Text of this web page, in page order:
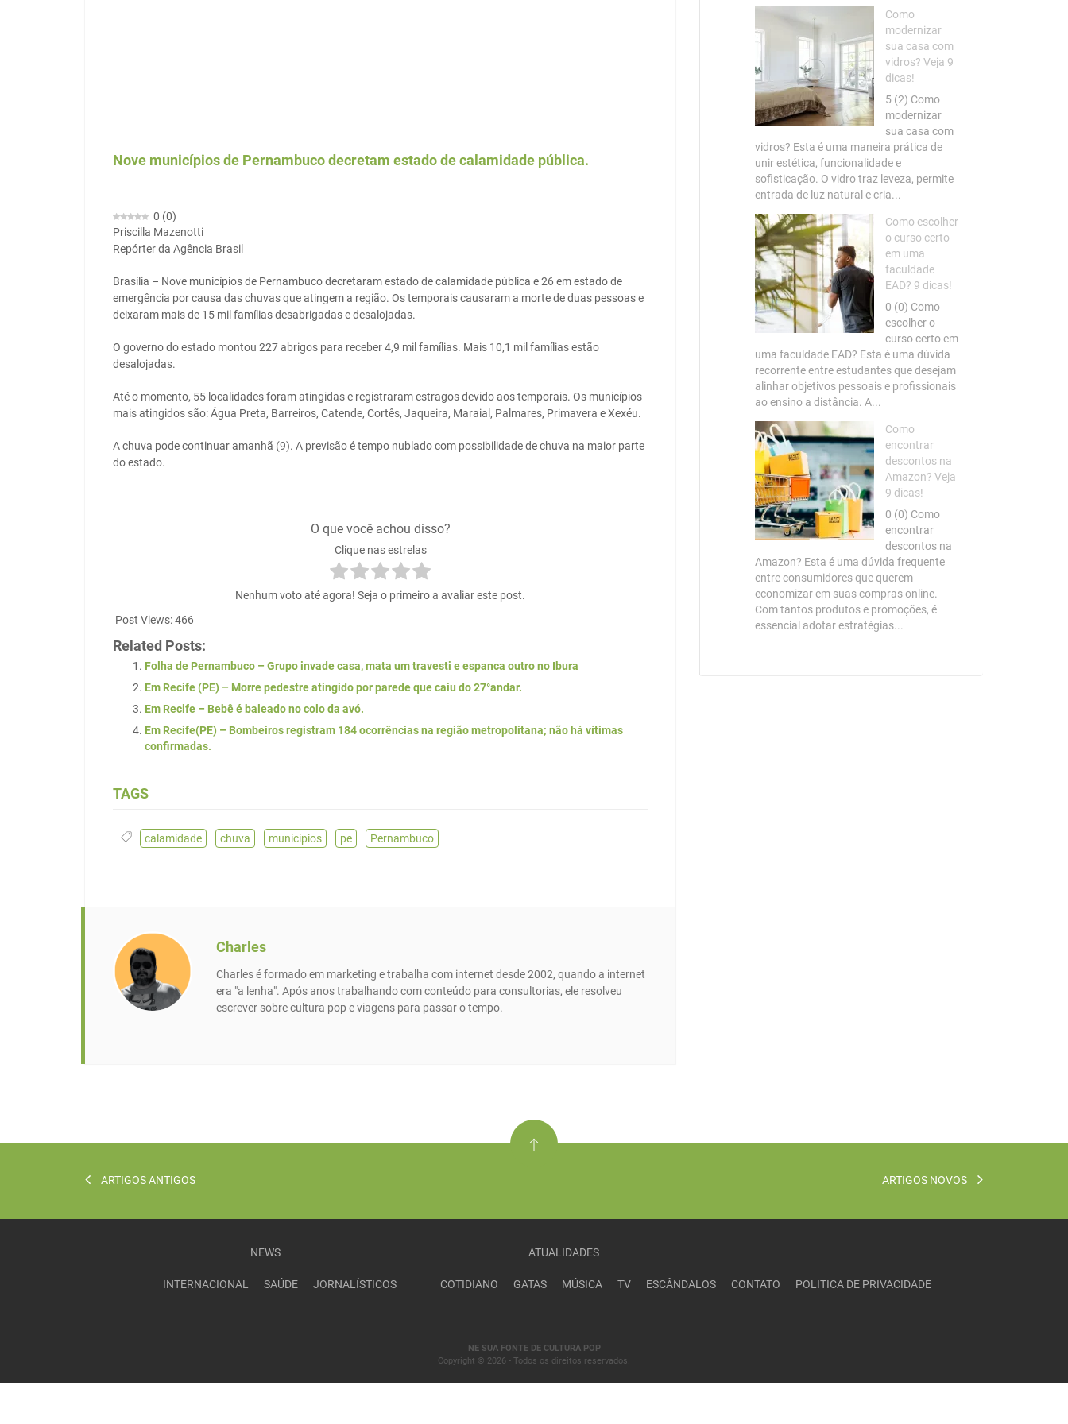
Nove municípios de Pernambuco decretam estado de calamidade pública.
0 (0)
Priscilla Mazenotti
Repórter da Agência Brasil
Brasília – Nove municípios de Pernambuco decretaram estado de calamidade pública e 26 em estado de
emergência por causa das chuvas que atingem a região. Os temporais causaram a morte de duas pessoas e
deixaram mais de 15 mil famílias desabrigadas e desalojadas.
O governo do estado montou 227 abrigos para receber 4,9 mil famílias. Mais 10,1 mil famílias estão
desalojadas.
Até o momento, 55 localidades foram atingidas e registraram estragos devido aos temporais. Os municípios
mais atingidos são: Água Preta, Barreiros, Catende, Cortês, Jaqueira, Maraial, Palmares, Primavera e Xexéu.
A chuva pode continuar amanhã (9). A previsão é tempo nublado com possibilidade de chuva na maior parte
do estado.
O que você achou disso?
Clique nas estrelas
Nenhum voto até agora! Seja o primeiro a avaliar este post.
Post Views:466
Related Posts:
Folha de Pernambuco – Grupo invade casa, mata um travesti e espanca outro no Ibura
Em Recife (PE) – Morre pedestre atingido por parede que caiu do 27°andar.
Em Recife – Bebê é baleado no colo da avó.
Em Recife(PE) – Bombeiros registram 184 ocorrências na região metropolitana; não há vítimas
confirmadas.
TAGS
calamidade chuva municipios pe Pernambuco
Charles
Charles é formado em marketing e trabalha com internet desde 2002, quando a internet
era "a lenha". Após anos trabalhando com conteúdo para consultorias, ele resolveu
escrever sobre cultura pop e viagens para passar o tempo.
Como
modernizar
sua casa com
vidros? Veja 9
dicas!
5 (2) Como
modernizar
sua casa com
vidros? Esta é uma maneira prática de
unir estética, funcionalidade e
sofisticação. O vidro traz leveza, permite
entrada de luz natural e cria...
Como escolher
o curso certo
em uma
faculdade
EAD? 9 dicas!
0 (0) Como
escolher o
curso certo em
uma faculdade EAD? Esta é uma dúvida
recorrente entre estudantes que desejam
alinhar objetivos pessoais e profissionais
ao ensino a distância. A...
Como
encontrar
descontos na
Amazon? Veja
9 dicas!
0 (0) Como
encontrar
descontos na
Amazon? Esta é uma dúvida frequente
entre consumidores que querem
economizar em suas compras online.
Com tantos produtos e promoções, é
essencial adotar estratégias...
ARTIGOS ANTIGOS ARTIGOS NOVOS
NEWS
INTERNACIONAL SAÚDE JORNALÍSTICOS
ATUALIDADES
COTIDIANO GATAS MÚSICA TV ESCÂNDALOS CONTATO POLITICA DE PRIVACIDADE
NE SUA FONTE DE CULTURA POP
Copyright © 2026 - Todos os direitos reservados.